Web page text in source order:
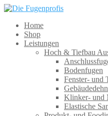
Home
Shop
Leistungen
Hoch & Tiefbau
Bodenfugen
Fenster- und
Klinker- und
Elastische